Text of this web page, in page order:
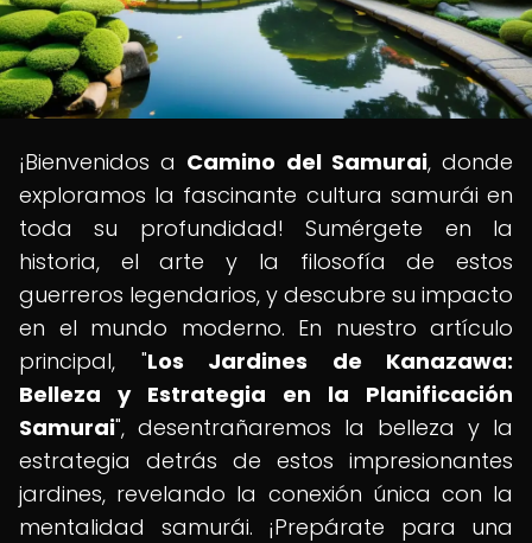
¡Bienvenidos a Camino del Samurai, donde
exploramos la fascinante cultura samurái en
toda su profundidad! Sumérgete en la
historia, el arte y la filosofía de estos
guerreros legendarios, y descubre su impacto
en el mundo moderno. En nuestro artículo
principal, "Los Jardines de Kanazawa:
Belleza y Estrategia en la Planificación
Samurai", desentrañaremos la belleza y la
estrategia detrás de estos impresionantes
jardines, revelando la conexión única con la
mentalidad samurái. ¡Prepárate para una